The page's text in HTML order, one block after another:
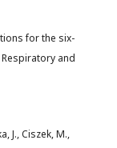
for the six-
and
J., Ciszek, M.,